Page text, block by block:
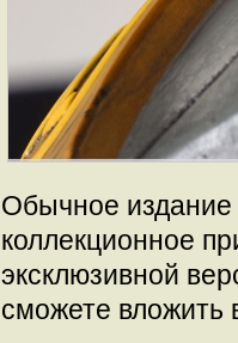
Обычное издание
коллекционное
эксклюзивной
сможете вложить